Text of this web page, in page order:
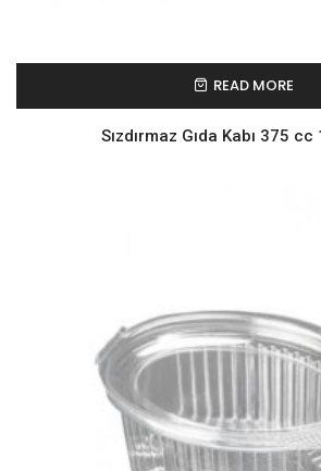
READ MORE
Sızdırmaz Gıda Kabı 375